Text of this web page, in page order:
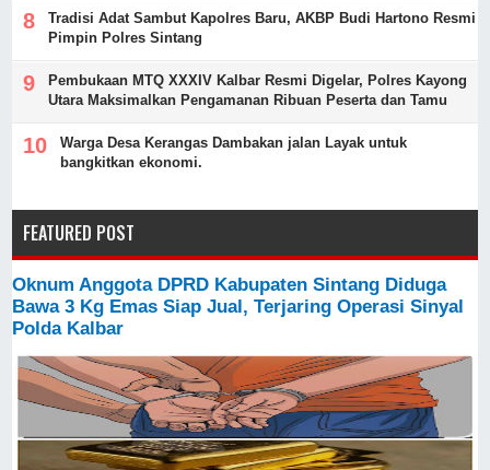
Tradisi Adat Sambut Kapolres Baru, AKBP Budi Hartono Resmi
Pimpin Polres Sintang
Pembukaan MTQ XXXIV Kalbar Resmi Digelar, Polres Kayong
Utara Maksimalkan Pengamanan Ribuan Peserta dan Tamu
Warga Desa Kerangas Dambakan jalan Layak untuk
bangkitkan ekonomi.
FEATURED POST
Oknum Anggota DPRD Kabupaten Sintang Diduga
Bawa 3 Kg Emas Siap Jual, Terjaring Operasi Sinyal
Polda Kalbar